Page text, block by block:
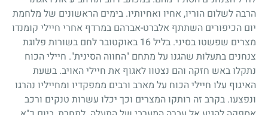
הרבה לשלום הוריו, אחיו ואחיותיו. בימים הראשונים של מלחמת
יום הכיפורים השתתף אלברט-אברהם במרדף אחרי חיילי קומנדו
מצרים שפשטו בסיני. בליל16 באוקטובר לחם בשורות פלוגת
צנחנים בתעלות שהגנו על מתחם "החווה הסינית". חיילי הכוח
נתקלו באש חזקה והם נצטוו לאגוף את חיילי האויב. בשעת
האיגוף עלו חיילי הכוח על מארב ורבים ממפקדיו ומחייליו נהרגו
ונפצעו. בקרב זה רותקו המצרים וכך יכלו עשרות טנקים ורכב